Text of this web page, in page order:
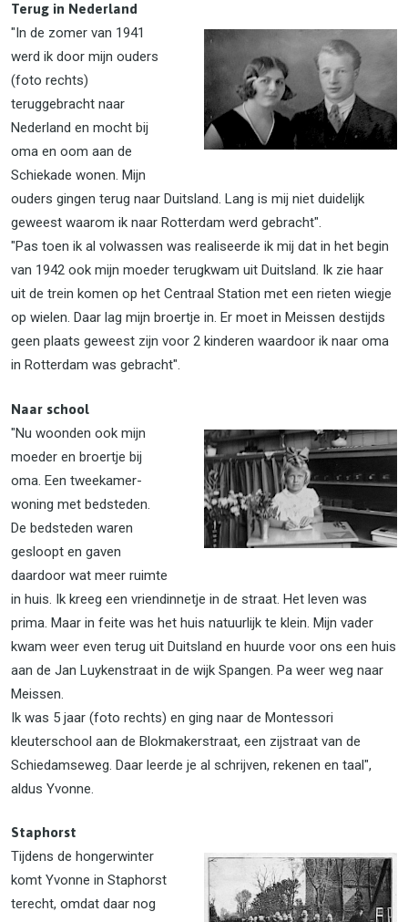
Terug in Nederland
"In de zomer van 1941
werd ik door mijn ouders
(foto rechts)
teruggebracht naar
Nederland en mocht bij
oma en oom aan de
Schiekade wonen. Mijn
ouders gingen terug naar Duitsland. Lang is mij niet duidelijk
geweest waarom ik naar Rotterdam werd gebracht".
"Pas toen ik al volwassen was realiseerde ik mij dat in het begin
van 1942 ook mijn moeder terugkwam uit Duitsland. Ik zie haar
uit de trein komen op het Centraal Station met een rieten wiegje
op wielen. Daar lag mijn broertje in. Er moet in Meissen destijds
geen plaats geweest zijn voor 2 kinderen waardoor ik naar oma
in Rotterdam was gebracht".
Naar school
"Nu woonden ook mijn
moeder en broertje bij
oma. Een tweekamer-
woning met bedsteden.
De bedsteden waren
gesloopt en gaven
daardoor wat meer ruimte
in huis. Ik kreeg een vriendinnetje in de straat. Het leven was
prima. Maar in feite was het huis natuurlijk te klein. Mijn vader
kwam weer even terug uit Duitsland en huurde voor ons een huis
aan de Jan Luykenstraat in de wijk Spangen. Pa weer weg naar
Meissen.
Ik was 5 jaar (foto rechts) en ging naar de Montessori
kleuterschool aan de Blokmakerstraat, een zijstraat van de
Schiedamseweg. Daar leerde je al schrijven, rekenen en taal",
aldus Yvonne.
Staphorst
Tijdens de hongerwinter
komt Yvonne in Staphorst
terecht, omdat daar nog